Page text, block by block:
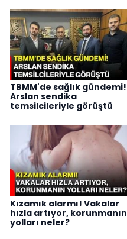
TBMM'de sağlık gündemi!
Arslan sendika
temsilcileriyle görüştü
Kızamık alarmı! Vakalar
hızla artıyor, korunmanın
yolları neler?